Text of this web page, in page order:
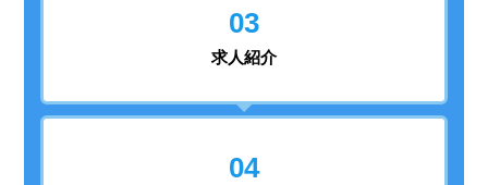
03
求人紹介
04